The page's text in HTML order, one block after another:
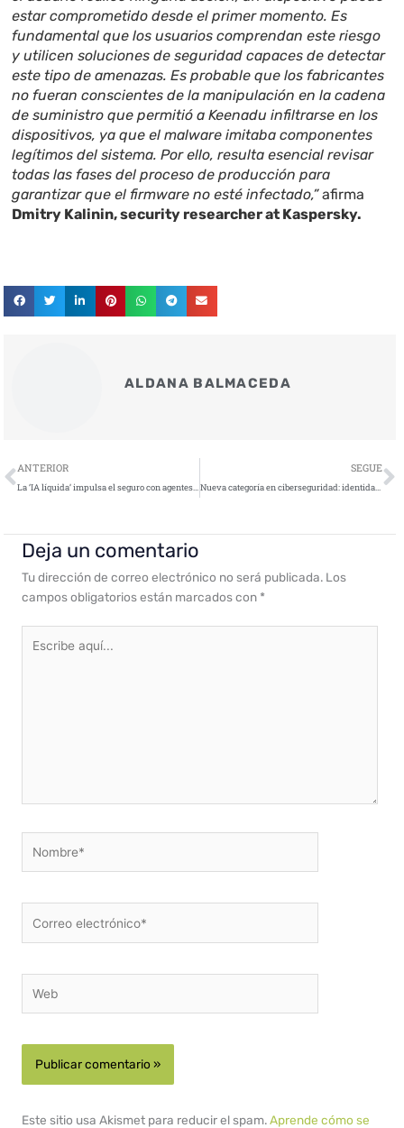
estar comprometido desde el primer momento. Es
fundamental que los usuarios comprendan este riesgo
y utilicen soluciones de seguridad capaces de detectar
este tipo de amenazas. Es probable que los fabricantes
no fueran conscientes de la manipulación en la cadena
de suministro que permitió a Keenadu infiltrarse en los
dispositivos, ya que el malware imitaba componentes
legítimos del sistema. Por ello, resulta esencial revisar
todas las fases del proceso de producción para
garantizar que el firmware no esté infectado,”afirma
Dmitry Kalinin, security researcher at Kaspersky.
ALDANA BALMACEDA
Ant
ANTERIOR
La ‘IA líquida’ impulsa el seguro con agentes autónomos que reducen tiempos y costes
SEGUE
Nueva categoría en ciberseguridad: identidades no humanas y agentes de IA
Deja un comentario
Tu dirección de correo electrónico no será publicada. Los
campos obligatorios están marcados con *
aquí...
electrónico*
Este sitio usa Akismet para reducir el spam.Aprende cómo se